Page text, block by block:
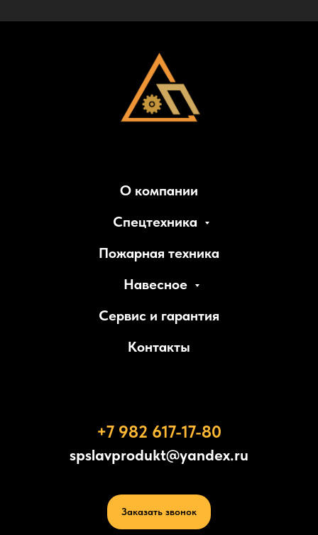
О компании
Спецтехника
Пожарная техника
Навесное
Сервис и гарантия
Контакты
+7 982 617-17-80
spslavprodukt@yandex.ru
Заказать звонок